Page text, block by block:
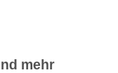
mehr